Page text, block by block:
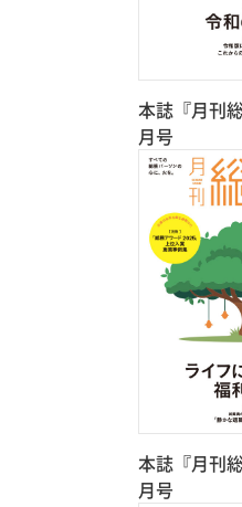
本誌『月刊
月号
本誌『月刊
月号